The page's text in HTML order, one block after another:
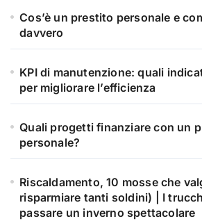
Cos’è un prestito personale e
davvero
KPI di manutenzione: quali
per migliorare l’efficienza
Quali progetti finanziare con un
personale?
Riscaldamento, 10 mosse che
risparmiare tanti soldini) | I
passare un inverno spettacolare